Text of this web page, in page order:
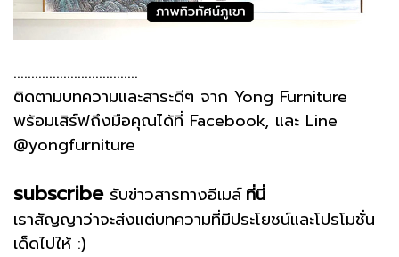
...................................
ติดตามบทความและสาระดีๆ จาก Yong Furniture
พร้อมเสิร์ฟถึงมือคุณได้ที่ Facebook, และ Line
@yongfurniture
subscribe รับข่าวสารทางอีเมล์ ที่นี่
เราสัญญาว่าจะส่งแต่บทความที่มีประโยชน์และโปรโมชั่น
เด็ดไปให้ :)